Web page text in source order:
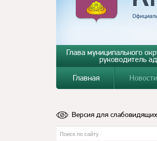
Глава муниципального
руководитель
Главная Новости
Версия для слабовидящих